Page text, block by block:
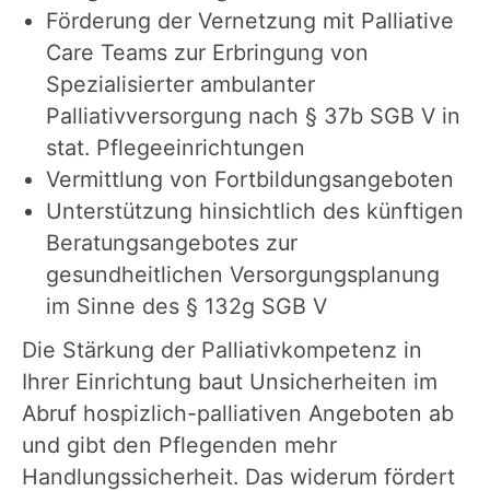
Förderung der Vernetzung mit Palliative
Care Teams zur Erbringung von
Spezialisierter ambulanter
Palliativversorgung nach § 37b SGB V in
stat. Pflegeeinrichtungen
Vermittlung von Fortbildungsangeboten
Unterstützung hinsichtlich des künftigen
Beratungsangebotes zur
gesundheitlichen Versorgungsplanung
im Sinne des § 132g SGB V
Die Stärkung der Palliativkompetenz in
Ihrer Einrichtung baut Unsicherheiten im
Abruf hospizlich-palliativen Angeboten ab
und gibt den Pflegenden mehr
Handlungssicherheit. Das widerum fördert